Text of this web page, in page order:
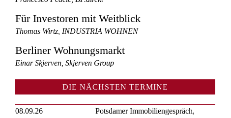
Für Investoren mit Weitblick
Thomas Wirtz, INDUSTRIA WOHNEN
Berliner Wohnungsmarkt
Einar Skjerven, Skjerven Group
DIE NÄCHSTEN TERMINE
08.09.26 Potsdamer Immobiliengespräch,